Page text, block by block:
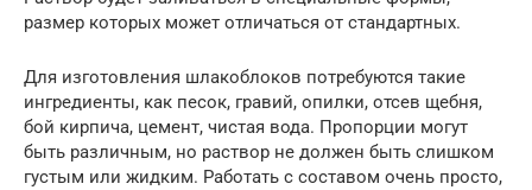
размер которых может отличаться от стандартных.
Для изготовления шлакоблоков потребуются такие
ингредиенты, как песок, гравий, опилки, отсев щебня,
бой кирпича, цемент, чистая вода. Пропорции могут
быть различным, но раствор не должен быть слишком
густым или жидким. Работать с составом очень просто,